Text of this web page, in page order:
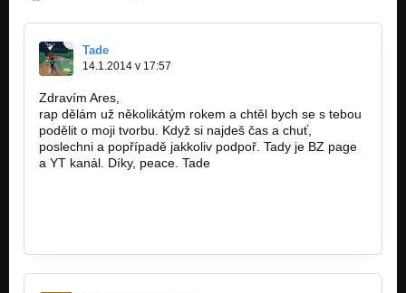
Tade
14.1.2014 v 17:57
Zdravím Ares,
rap dělám už několikátým rokem a chtěl bych se s tebou
podělit o moji tvorbu. Když si najdeš čas a chuť,
poslechni a popřípadě jakkoliv podpoř. Tady je BZ page
a YT kanál. Díky, peace. Tade